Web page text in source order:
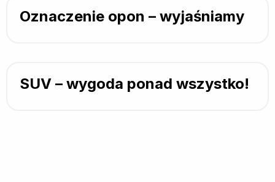
Oznaczenie opon – wyjaśniamy
SUV – wygoda ponad wszystko!